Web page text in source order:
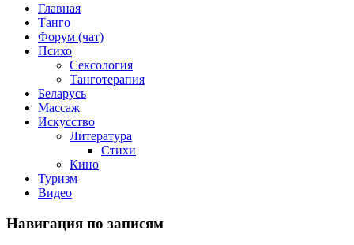
Главная
Танго
Форум (чат)
Психо
Сексология
Танготерапия
Беларусь
Массаж
Искусство
Литература
Стихи
Кино
Туризм
Видео
Навигация по записям